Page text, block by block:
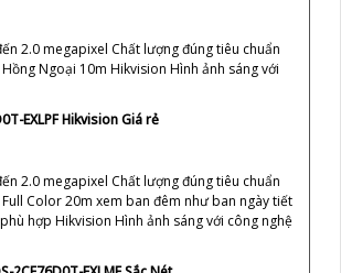
2.0 megapixel Chất lượng đúng tiêu chuẩn
Ngoại 10m Hikvision Hình ảnh sáng với
EXLPF Hikvision Giá rẻ
2.0 megapixel Chất lượng đúng tiêu chuẩn
Color 20m xem ban đêm như ban ngày tiết
hợp Hikvision Hình ảnh sáng với công nghệ